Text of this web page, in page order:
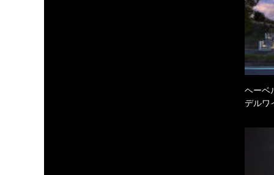
ヘーベ
デルワ